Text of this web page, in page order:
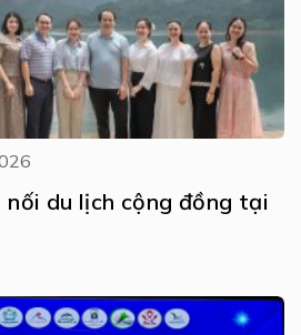
du lịch cộng đồng tại